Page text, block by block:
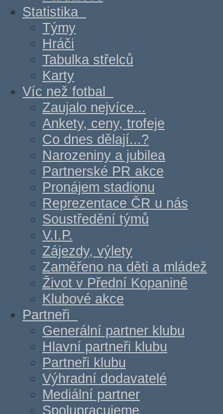
Statistika
Týmy
Hráči
Tabulka střelců
Karty
Víc než fotbal
Zaujalo nejvíce...
Ankety, ceny, trofeje
Co dnes dělají...?
Narozeniny a jubilea
Partnerské PR akce
Pronájem stadionu
Reprezentace ČR u nás
Soustředění týmů
V.I.P.
Zájezdy, výlety
Zaměřeno na děti a mládež
Život v Přední Kopanině
Klubové akce
Partneři
Generální partner klubu
Hlavní partneři klubu
Partneři klubu
Výhradní dodavatelé
Mediální partner
Spolupracujeme